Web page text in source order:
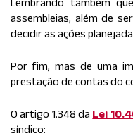
assembleias, além de
decidir as ações
Por fim, mas de uma
prestação de contas do
O artigo 1.348 da Lei
síndico: